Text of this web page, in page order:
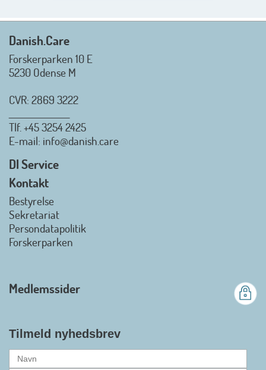
Mvh. Anders, Helle og Malthe
Danish.Care - Branchen for
hjælpemidler og
Danish.Care fra den 01. juli 2026
officielt kan kalde sig for
medlemsforening i DI - Dansk
gennemslagskraft og skabe
hjælpemidler samt give
medlemmerne adgang til en
Danish.Care
Forskerparken 10 E
5230 Odense M
CVR: 2869 3222
Tlf. +45 3254 2425
E-mail: info@danish.care
DI Service
Kontakt
Bestyrelse
Sekretariat
Persondatapolitik
Forskerparken
Medlemssider
Tilmeld nyhedsbrev